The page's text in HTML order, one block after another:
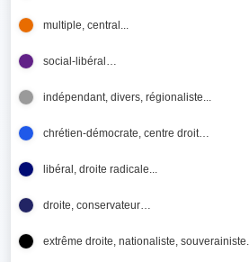
multiple, central...
social-libéral…
indépendant, divers, régionaliste...
chrétien-démocrate, centre droit…
libéral, droite radicale...
droite, conservateur…
extrême droite, nationaliste, souverainiste...